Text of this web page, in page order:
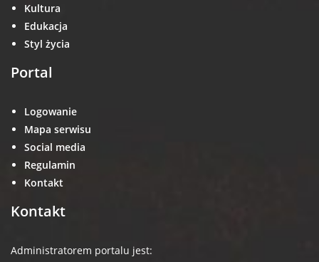
Kultura
Edukacja
Styl życia
Portal
Logowanie
Mapa serwisu
Social media
Regulamin
Kontakt
Kontakt
Administratorem portalu jest: